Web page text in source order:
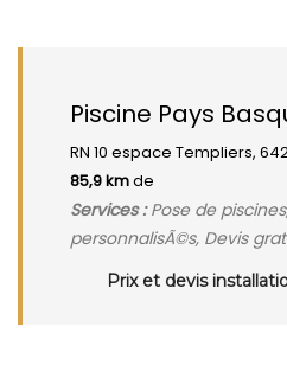
Piscine Pays
RN 10 espace Templiers,
85,9 kmde
Services :Pose de
personnalisÃ©s, Devis
Prix et devis